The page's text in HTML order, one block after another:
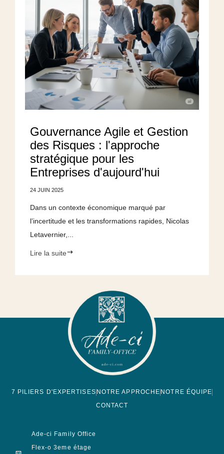
Gouvernance Agile et Gestion
des Risques : l'approche
stratégique pour les
Entreprises d'aujourd'hui
24 JUIN 2025
Dans un contexte économique marqué par
l’incertitude et les transformations rapides, Nicolas
Letavernier,...
Lire la suite
7 PILIERS D'EXPERTISES NOTRE APPROCHE NOTRE ÉQUIPE
CONTACT
Ade-ci Family Office
Flex-o 3eme étage